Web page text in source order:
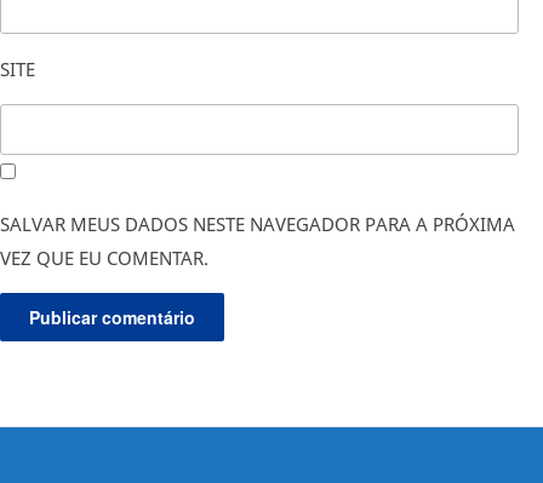
SITE
SALVAR MEUS DADOS NESTE NAVEGADOR PARA A PRÓXIMA
VEZ QUE EU COMENTAR.